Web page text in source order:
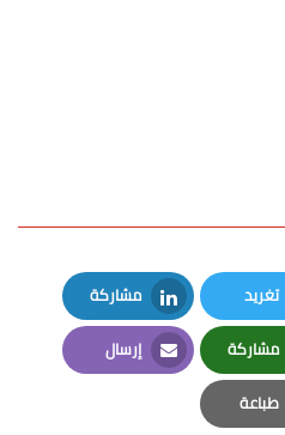
تغريد
Twitter
مشاركة
LinkedIn
مشاركة
Whatsapp
إرسال
Email
طباعة